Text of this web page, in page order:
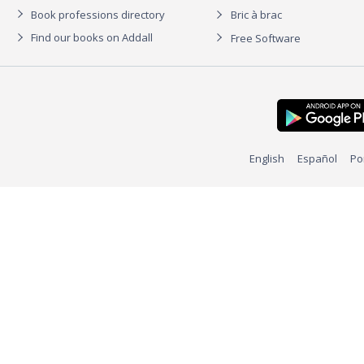
Book professions directory
Find our books on Addall
Bric à brac
Free Software
English Español